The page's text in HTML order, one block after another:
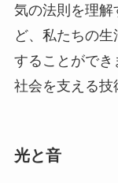
気の法則を理解
ど、私たちの
することがで
社会を支える技
光と音